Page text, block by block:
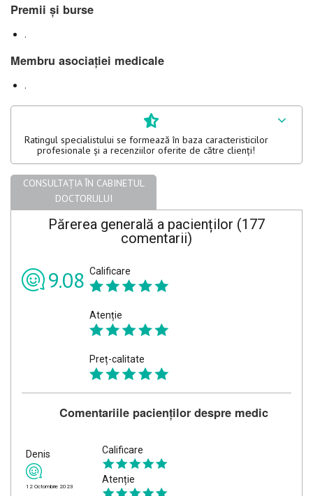
Premii și burse
.
Membru asociației medicale
.
Ratingul specialistului se formează în baza caracteristicilor
profesionale și a recenziilor oferite de către clienți!
CONSULTAȚIA ÎN CABINETUL
DOCTORULUI
Părerea generală a pacienților (177
comentarii)
9.08 Calificare
Atenție
Preț-calitate
Comentariile pacienților despre medic
Denis
12 Octombrie 2023
Calificare
Atenție